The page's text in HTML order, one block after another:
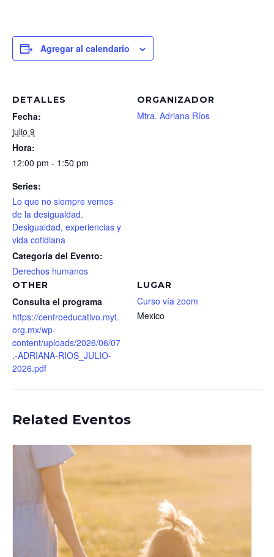
Agregar al calendario
DETALLES
Fecha:
julio 9
Hora:
12:00 pm - 1:50 pm
Series:
Lo que no siempre vemos
de la desigualdad.
Desigualdad, experiencias y
vida cotidiana
Categoría del Evento:
Derechos humanos
LUGAR
Curso vía zoom
Mexico
ORGANIZADOR
Mtra. Adriana Ríos
OTHER
Consulta el programa
https://centroeducativo.myt.
org.mx/wp-
content/uploads/2026/06/07
.-ADRIANA-RIOS_JULIO-
2026.pdf
Related Eventos